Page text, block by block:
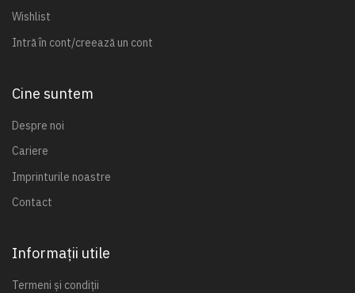
Wishlist
Intră în cont/creează un cont
Cine suntem
Despre noi
Cariere
Imprinturile noastre
Contact
Informații utile
Termeni și condiții